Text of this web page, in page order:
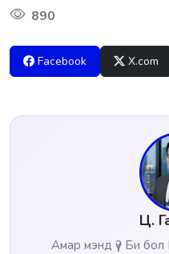
890
Facebook X.com
Ц.
Амар мэнд үү? Би